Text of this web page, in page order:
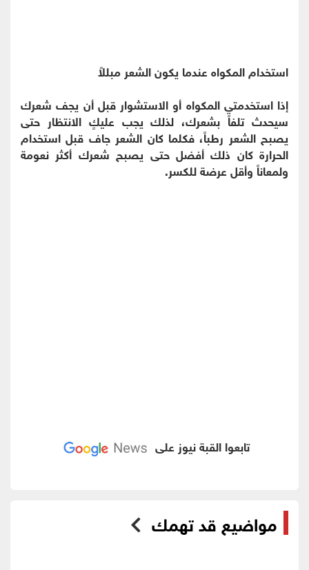
استخدام المكواه عندما يكون الشعر مبللاً
إذا استخدمتي المكواه أو الاستشوار قبل أن يجف شعرك
سيحدث تلفاً بشعرك، لذلك يجب عليكٍ الانتظار حتى
يصبح الشعر رطباً، فكلما كان الشعر جاف قبل استخدام
الحرارة كان ذلك أفضل حتى يصبح شعرك أكثر نعومة
ولمعاناً وأقل عرضة للكسر.
تابعوا القبة نيوز على
مواضيع قد تهمك